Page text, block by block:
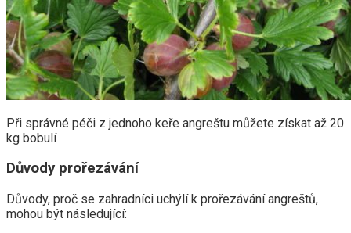
Při správné péči z jednoho keře angreštu můžete získat až 20
kg bobulí
Důvody prořezávání
Důvody, proč se zahradníci uchýlí k prořezávání angreštů,
mohou být následující: